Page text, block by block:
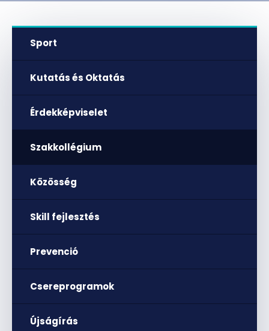
Sport
Kutatás és Oktatás
Érdekképviselet
Szakkollégium
Közösség
Skill fejlesztés
Prevenció
Csereprogramok
Újságírás